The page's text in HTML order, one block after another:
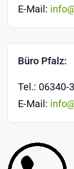
E-Mail:
Büro Pfalz:
Tel.: 06340-
E-Mail: